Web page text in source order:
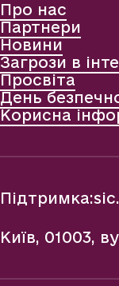
Про нас
Партнери
Новини
Загрози в
Просвіта
День
Корисна
Підтримка:
Київ, 01003,